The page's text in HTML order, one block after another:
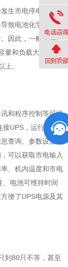
生市电停电的使用
致电池化学能与电
因此，一般每隔2-
量和负载大小确
上。
和程序控制等可操
接UPS，运行该程
查询、参数设置、
可以获取市电输入
、机内温度和市电
、电池可维持时间
便了UPS电源及其
到80只不等，甚至